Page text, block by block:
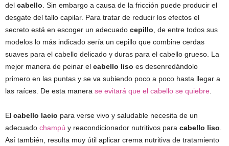
del cabello . Sin embargo a causa de la fricción puede producir el
desgate del tallo capilar. Para tratar de reducir los efectos el
secreto está en escoger un adecuado cepillo , de entre todos sus
modelos lo más indicado sería un cepillo que combine cerdas
suaves para el cabello delicado y duras para el cabello grueso. La
mejor manera de peinar el cabello liso es desenredándolo
primero en las puntas y se va subiendo poco a poco hasta llegar a
las raíces. De esta manera se evitará que el cabello se quiebre
El cabello lacio para verse vivo y saludable necesita de un
adecuado champú y reacondicionador nutritivos para cabello liso
Así también, resulta muy útil aplicar crema nutritiva de tratamiento